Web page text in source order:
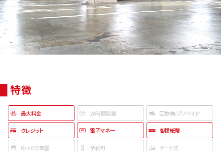
特徴
最大料金 24時間営業 回数券/プリペイド
クレジット 電子マネー 高額紙幣
ゆったり車室 予約可 ゲート式